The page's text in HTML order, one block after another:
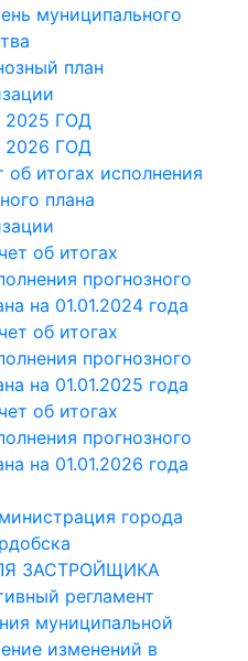
муниципального
план
2025 ГОД
2026 ГОД
об итогах исполнения
плана
об итогах
прогнозного
на 01.01.2024 года
об итогах
прогнозного
на 01.01.2025 года
об итогах
прогнозного
на 01.01.2026 года
города
ЗАСТРОЙЩИКА
регламент
муниципальной
изменений в